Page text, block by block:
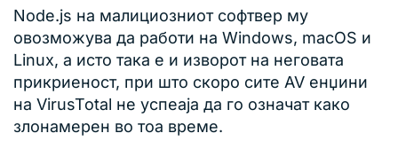
Node.js на малициозниот софтвер му
овозможува да работи на Windows, macOS и
Linux, а исто така е и изворот на неговата
прикриеност, при што скоро сите AV енџини
на VirusTotal не успеаја да го означат како
злонамерен во тоа време.